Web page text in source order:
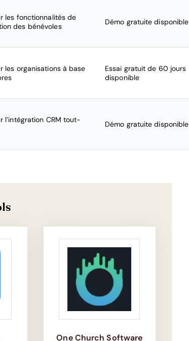
les fonctionnalités de
des bénévoles
Démo gratuite disponible
les organisations à base
Essai gratuit de 60 jours
disponible
l’intégration CRM tout-
Démo gratuite disponible
One Church Software